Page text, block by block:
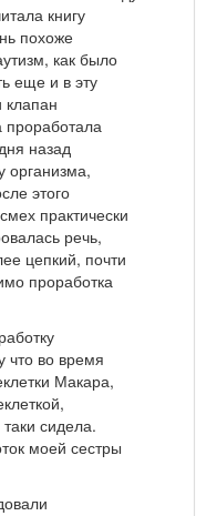
книгу
похоже
как было
еще и в эту
клапан
назад
организма,
этого
практически
речь,
цепкий, почти
проработка
во время
Макара,
сидела.
моей сестры